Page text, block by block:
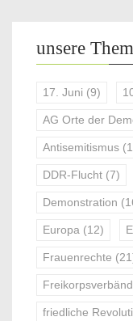
unsere
17. Juni (9)
AG Orte der
Antisemitismus
DDR-Flucht (7)
Demonstration
Europa (12)
Frauenrechte
friedliche